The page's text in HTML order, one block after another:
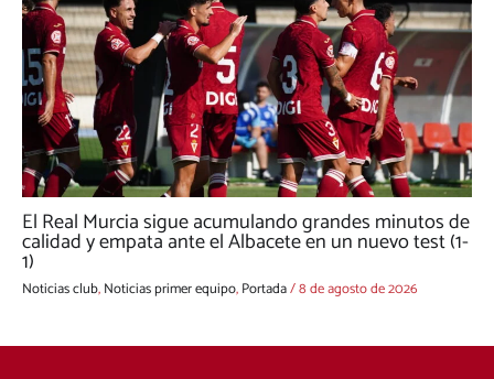
El Real Murcia sigue acumulando grandes minutos de
calidad y empata ante el Albacete en un nuevo test (1-
1)
Noticias club,Noticias primer equipo,Portada/8 de agosto de 2026